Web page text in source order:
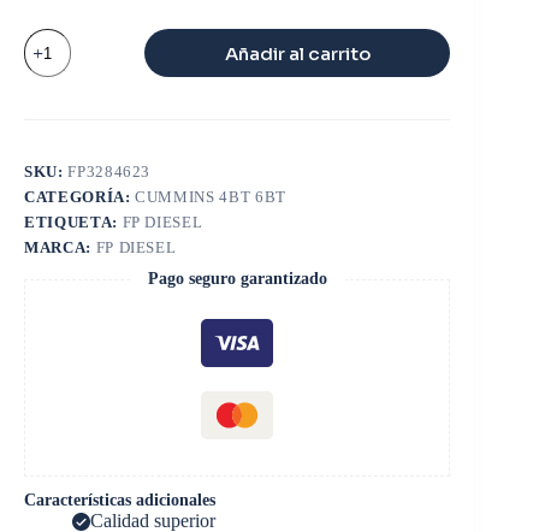
EMPAQUE
LATERAL
6BT
Añadir al carrito
SKU:FP3284623
CATEGORÍA:CUMMINS 4BT 6BT
ETIQUETA: FP DIESEL
MARCA: FP DIESEL
Pago seguro garantizado
Características adicionales
Calidad superior